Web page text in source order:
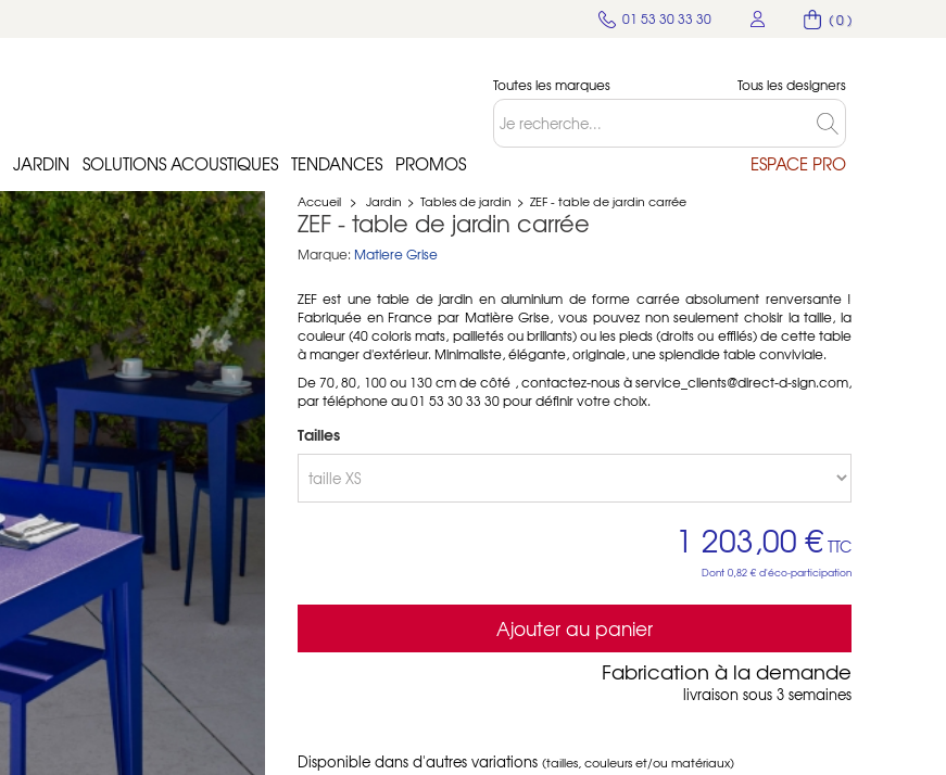
( 0 )
01 53 30 33 30
Toutes les marques Tous les designers
JARDIN SOLUTIONS ACOUSTIQUES TENDANCES PROMOS ESPACE PRO
Accueil > Jardin > Tables de jardin > ZEF - table de jardin carrée
ZEF - table de jardin carrée
Marque: Matiere Grise
ZEF est une table de jardin en aluminium de forme carrée absolument renversante !
Fabriquée en France par Matière Grise, vous pouvez non seulement choisir la taille, la
couleur (40 coloris mats, pailletés ou brillants) ou les pieds (droits ou effilés) de cette table
à manger d'extérieur. Minimaliste, élégante, originale, une splendide table conviviale.
De 70, 80, 100 ou 130 cm de côté , contactez-nous à service_clients@direct-d-sign.com,
par téléphone au 01 53 30 33 30 pour définir votre choix.
Tailles
1 203,00 € TTC
Dont 0,82 € d'éco-participation
Ajouter au panier
Fabrication à la demande
livraison sous 3 semaines
Disponible dans d'autres variations (tailles, couleurs et/ou matériaux)